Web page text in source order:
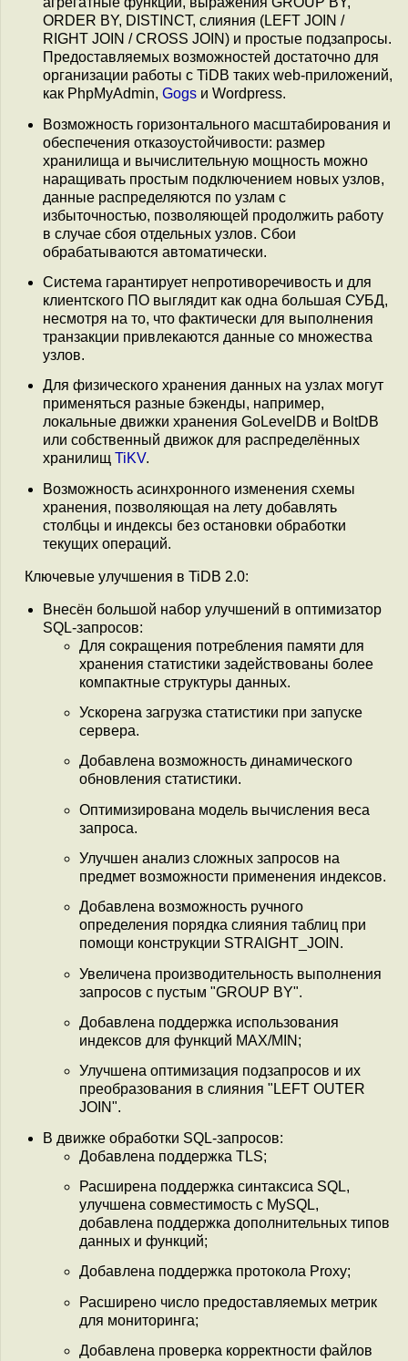
ORDER BY, DISTINCT, слияния (LEFT JOIN /
RIGHT JOIN / CROSS JOIN) и простые подзапросы.
Предоставляемых возможностей достаточно для
организации работы с TiDB таких web-приложений,
как PhpMyAdmin, Gogs и Wordpress.
Возможность горизонтального масштабирования и
обеспечения отказоустойчивости: размер
хранилища и вычислительную мощность можно
наращивать простым подключением новых узлов,
данные распределяются по узлам с
избыточностью, позволяющей продолжить работу
в случае сбоя отдельных узлов. Сбои
обрабатываются автоматически.
Система гарантирует непротиворечивость и для
клиентского ПО выглядит как одна большая СУБД,
несмотря на то, что фактически для выполнения
транзакции привлекаются данные со множества
узлов.
Для физического хранения данных на узлах могут
применяться разные бэкенды, например,
локальные движки хранения GoLevelDB и BoltDB
или собственный движок для распределённых
хранилищ TiKV.
Возможность асинхронного изменения схемы
хранения, позволяющая на лету добавлять
столбцы и индексы без остановки обработки
текущих операций.
Ключевые улучшения в TiDB 2.0:
Внесён большой набор улучшений в оптимизатор
SQL-запросов:
Для сокращения потребления памяти для
хранения статистики задействованы более
компактные структуры данных.
Ускорена загрузка статистики при запуске
сервера.
Добавлена возможность динамического
обновления статистики.
Оптимизирована модель вычисления веса
запроса.
Улучшен анализ сложных запросов на
предмет возможности применения индексов.
Добавлена возможность ручного
определения порядка слияния таблиц при
помощи конструкции STRAIGHT_JOIN.
Увеличена производительность выполнения
запросов с пустым "GROUP BY".
Добавлена поддержка использования
индексов для функций MAX/MIN;
Улучшена оптимизация подзапросов и их
преобразования в слияния "LEFT OUTER
JOIN".
В движке обработки SQL-запросов:
Добавлена поддержка TLS;
Расширена поддержка синтаксиса SQL,
улучшена совместимость с MySQL,
добавлена поддержка дополнительных типов
данных и функций;
Добавлена поддержка протокола Proxy;
Расширено число предоставляемых метрик
для мониторинга;
Добавлена проверка корректности файлов